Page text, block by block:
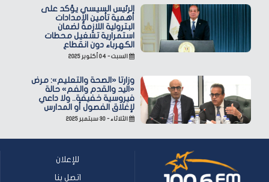
الرئيس السيسي يؤكد على
أهمية تأمين الإمدادات
البترولية اللازمة لضمان
استمرارية تشغيل محطات
الكهرباء دون انقطاع
السبت - ٠٤ أكتوبر ٢٠٢٥
وزارتا «الصحة والتعليم»: مرض
«اليد والقدم والفم» حالة
فيروسية خفيفة.. ولا داعي
لإغلاق الفصول أو المدارس
الثلاثاء - ٣٠ سبتمبر ٢٠٢٥
للإعلان
اتصل بنا